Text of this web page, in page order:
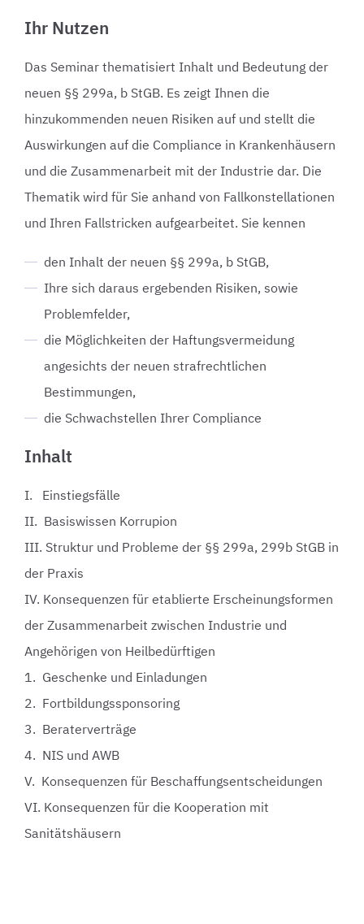
Ihr Nutzen
Das Seminar thematisiert Inhalt und Bedeutung der
neuen §§ 299a, b StGB. Es zeigt Ihnen die
hinzukommenden neuen Risiken auf und stellt die
Auswirkungen auf die Compliance in Krankenhäusern
und die Zusammenarbeit mit der Industrie dar. Die
Thematik wird für Sie anhand von Fallkonstellationen
und Ihren Fallstricken aufgearbeitet. Sie kennen
den Inhalt der neuen §§ 299a, b StGB,
Ihre sich daraus ergebenden Risiken, sowie
Problemfelder,
die Möglichkeiten der Haftungsvermeidung
angesichts der neuen strafrechtlichen
Bestimmungen,
die Schwachstellen Ihrer Compliance
Inhalt
I. Einstiegsfälle
II. Basiswissen Korrupion
III. Struktur und Probleme der §§ 299a, 299b StGB in
der Praxis
IV. Konsequenzen für etablierte Erscheinungsformen
der Zusammenarbeit zwischen Industrie und
Angehörigen von Heilbedürftigen
1. Geschenke und Einladungen
2. Fortbildungssponsoring
3. Beraterverträge
4. NIS und AWB
V. Konsequenzen für Beschaffungsentscheidungen
VI. Konsequenzen für die Kooperation mit
Sanitätshäusern